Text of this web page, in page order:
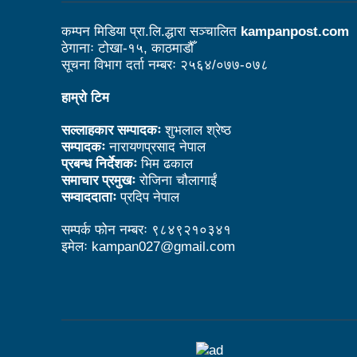
काउन्सिल नै नबोले कसले बोल्ने:
ट्राफिक प्रहरीबाट कुटिए
उद्योगको प्रवर्द्धन र
चीन भ्रमणका क्रममा भएका
अपाङ्गता भएका व्यक्तिहरूको
काउन्सिलद्वारा परराष्ट्र मामिला
कम्पन मिडिया प्रा.लि.द्धारा सञ्चालित kampanpost.com
ठेगानाः टोखा-१५, काठमाडौँ
सूचना विभाग दर्ता नम्बरः २५६४/०७७-०७८
हाम्रो टिम
सल्लाहकार सम्पादकःशुभलाल श्रेष्ठ
सम्पादकःनारायणप्रसाद नेपाल
प्रबन्ध निर्देशकःभिम ढकाल
समाचार प्रमुखःरोजिना चौलागाईं
सम्वाददाताःप्रदिप नेपाल
सम्पर्क फोन नम्बरः ९८४९२१०३४१
इमेलः kampan027@gmail.com